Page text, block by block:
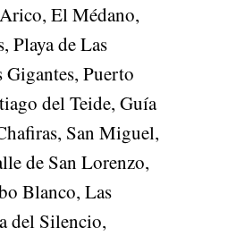
El Médano,
Playa de Las
Puerto
del Teide, Guía
San Miguel,
de San Lorenzo,
Blanco, Las
del Silencio,